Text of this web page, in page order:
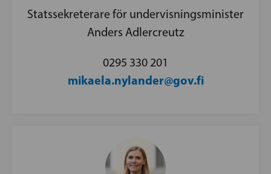
Statssekreterare för undervisningsminister
Anders Adlercreutz
0295 330 201
mikaela.nylander@gov.fi